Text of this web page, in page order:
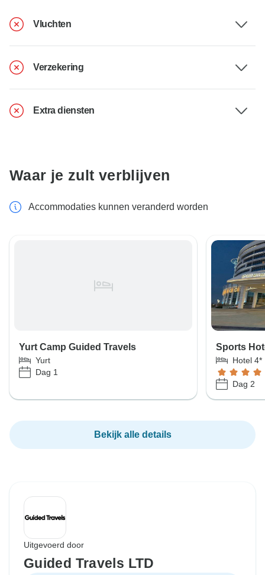
Vluchten
Verzekering
Extra diensten
Waar je zult verblijven
Accommodaties kunnen veranderd worden
Yurt Camp Guided Travels
Yurt
Dag 1
Sports
Hotel 4*
Dag 2
Bekijk alle details
Uitgevoerd door
Guided Travels LTD